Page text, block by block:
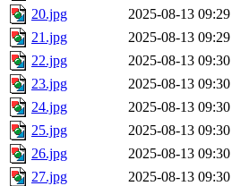
20.jpg
2025-08-13 09:29
21.jpg
2025-08-13 09:29
22.jpg
2025-08-13 09:30
23.jpg
2025-08-13 09:30
24.jpg
2025-08-13 09:30
25.jpg
2025-08-13 09:30
26.jpg
2025-08-13 09:30
27.jpg
2025-08-13 09:30